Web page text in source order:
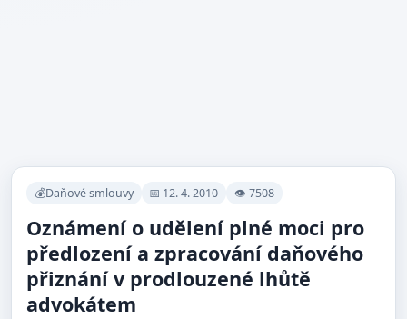
💰Daňové smlouvy 📅 12. 4. 2010 👁 7508
Oznámení o udělení plné moci pro
předlození a zpracování daňového
přiznání v prodlouzené lhůtě
advokátem